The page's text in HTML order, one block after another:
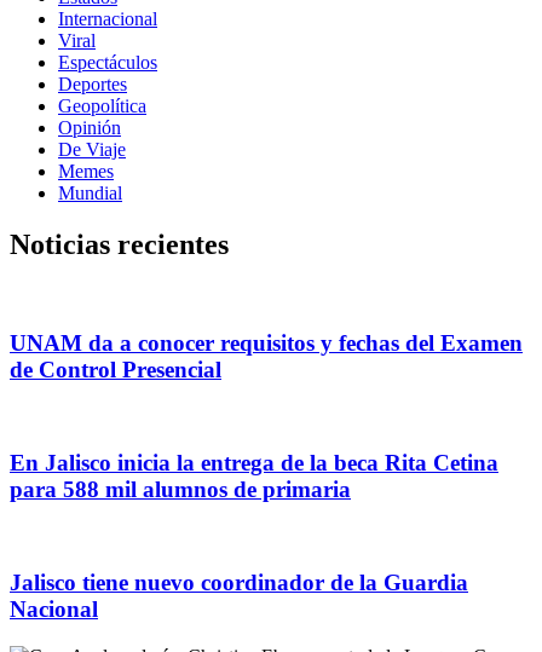
Internacional
Viral
Espectáculos
Deportes
Geopolítica
Opinión
De Viaje
Memes
Mundial
Noticias recientes
UNAM da a conocer requisitos y fechas del Examen
de Control Presencial
En Jalisco inicia la entrega de la beca Rita Cetina
para 588 mil alumnos de primaria
Jalisco tiene nuevo coordinador de la Guardia
Nacional